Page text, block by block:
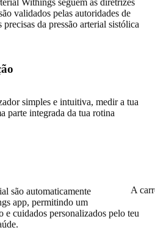
A
validados pelas autoridades de
da pressão arterial sistólica
simples e intuitiva, medir a tua
parte integrada da tua rotina
são automaticamente
app, permitindo um
e cuidados personalizados pelo teu